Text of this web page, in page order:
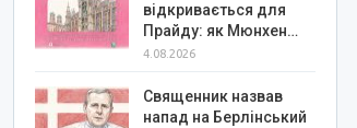
відкривається для
Прайду: як Мюнхен…
4.08.2026
Священник назвав
напад на Берлінський